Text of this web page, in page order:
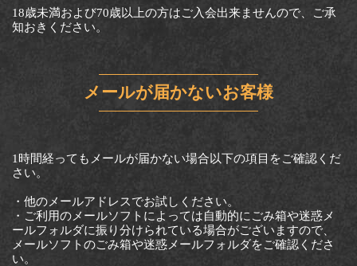
18歳未満および70歳以上の方はご入会出来ませんので、ご承
知おきください。
メールが届かないお客様
1時間経ってもメールが届かない場合以下の項目をご確認くだ
さい。
・他のメールアドレスでお試しください。
・ご利用のメールソフトによっては自動的にごみ箱や迷惑メ
ールフォルダに振り分けられている場合がございますので、
メールソフトのごみ箱や迷惑メールフォルダをご確認くださ
い。